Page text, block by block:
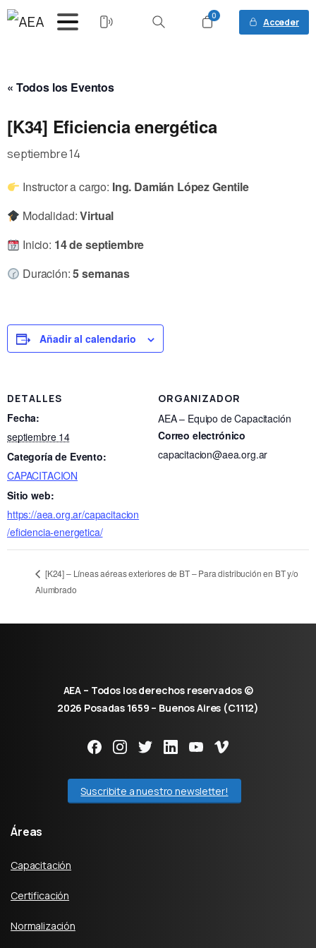
Buscar
0
Acceder
« Todos los Eventos
[K34] Eficiencia energética
septiembre 14
Instructor a cargo: Ing. Damián López Gentile
Modalidad:Virtual
Inicio: 14 de septiembre
Duración:5 semanas
Añadir al calendario
DETALLES
Fecha:
septiembre 14
Categoría de Evento:
CAPACITACION
Sitio web:
https://aea.org.ar/capacitacion
/eficiencia-energetica/
ORGANIZADOR
AEA – Equipo de Capacitación
Correo electrónico
capacitacion@aea.org.ar
[K24] – Líneas aéreas exteriores de BT – Para distribución en BT y/o
Alumbrado
AEA – Todos los derechos reservados ©
2026 Posadas 1659 – Buenos Aires (C1112)
Suscribite a nuestro newsletter!
Áreas
Capacitación
Certificación
Normalización